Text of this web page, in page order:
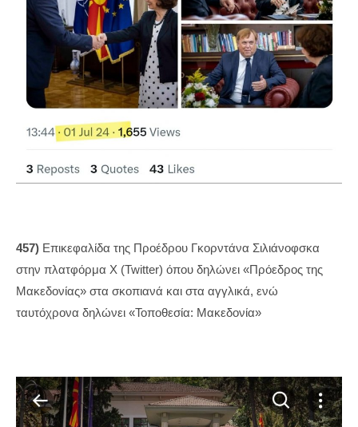
457) Επικεφαλίδα της Προέδρου Γκορντάνα Σιλιάνοφσκα
στην πλατφόρμα Χ (Twitter) όπου δηλώνει «Πρόεδρος της
Μακεδονίας» στα σκοπιανά και στα αγγλικά, ενώ
ταυτόχρονα δηλώνει «Τοποθεσία: Μακεδονία»